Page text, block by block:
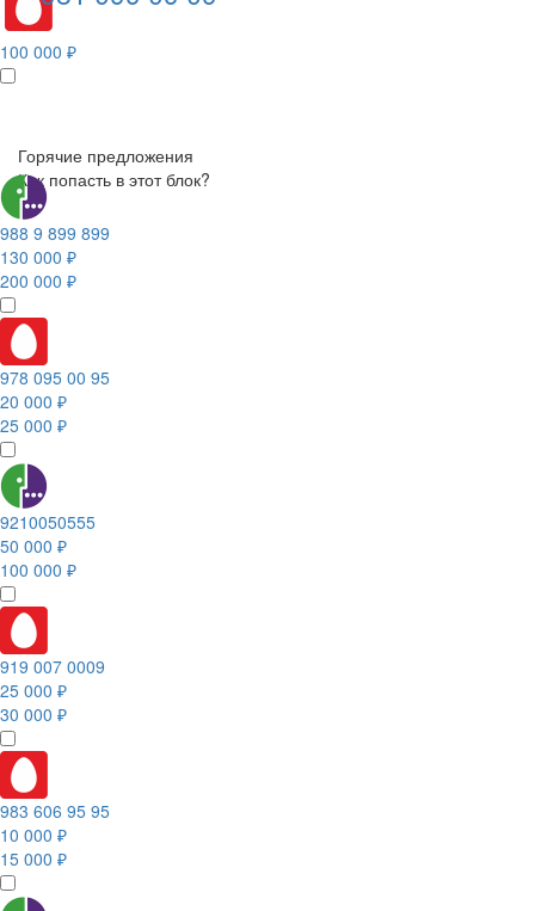
100 000 ₽
Горячие предложения
Как попасть в этот блок?
988 9 899 899
130 000 ₽
200 000 ₽
978 095 00 95
20 000 ₽
25 000 ₽
9210050555
50 000 ₽
100 000 ₽
919 007 0009
25 000 ₽
30 000 ₽
983 606 95 95
10 000 ₽
15 000 ₽